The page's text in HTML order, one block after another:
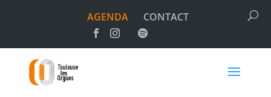
AGENDA CONTACT